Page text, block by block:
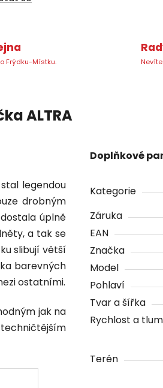
Frýdku-Místku.
ALTRA
legendou
drobným
úplně
a tak se
slibují větší
barevných
ostatními.
jak na
Doplňkové
Kategorie
Záruka
EAN
Značka
Model
Pohlaví
Tvar a šířka
Rychlost a
Terén